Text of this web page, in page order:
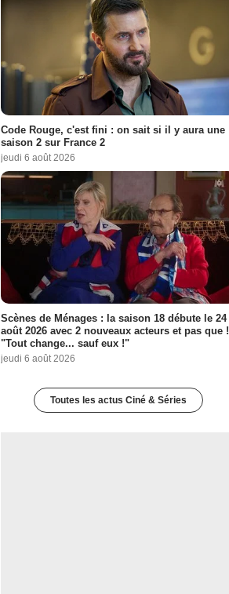
Code Rouge, c'est fini : on sait si il y aura une
saison 2 sur France 2
jeudi 6 août 2026
Scènes de Ménages : la saison 18 débute le 24
août 2026 avec 2 nouveaux acteurs et pas que !
"Tout change... sauf eux !"
jeudi 6 août 2026
Toutes les actus Ciné & Séries